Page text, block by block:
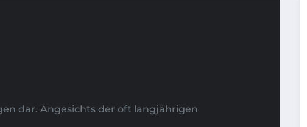
dar. Angesichts der oft langjährigen